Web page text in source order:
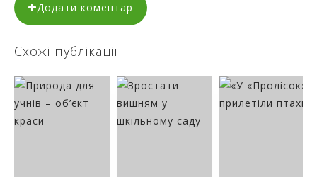
Додати коментар
Схожі публікації